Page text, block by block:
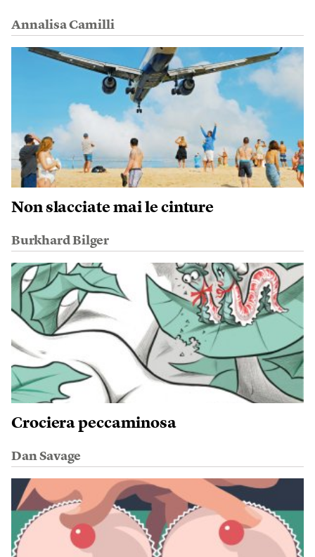
Annalisa Camilli
Non slacciate mai le cinture
Burkhard Bilger
Crociera peccaminosa
Dan Savage